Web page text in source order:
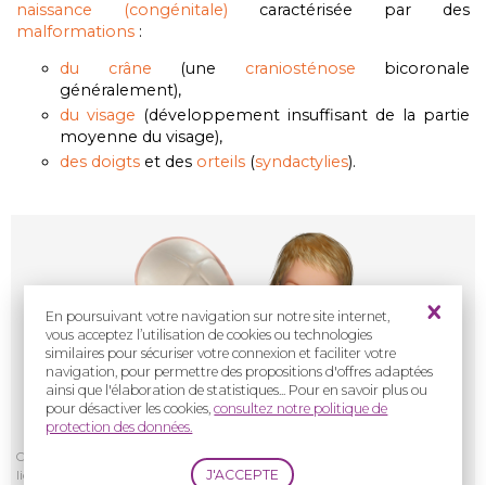
En poursuivant votre navigation sur notre site internet,
vous acceptez l’utilisation de cookies ou technologies
similaires pour sécuriser votre connexion et faciliter votre
navigation, pour permettre des propositions d'offres adaptées
ainsi que l'élaboration de statistiques... Pour en savoir plus ou
pour désactiver les cookies,consultez notre politique de
protection des données.
naissance (congénitale) caractérisée par des
malformations :
du crâne (une craniosténose bicoronale
généralement),
du visage (développement insuffisant de la partie
moyenne du visage),
des doigts et des orteils (syndactylies).
Crédits : Filière TETECOU et CRMR CRANIOST (crâne), Piotr Siedlecki -
licence Creative Commons (visage), Freepik.com (main, pied)